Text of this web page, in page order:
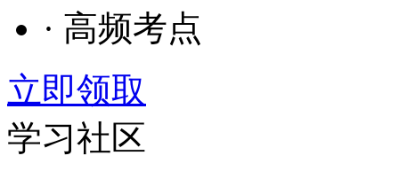
· 高频考点
立即领取
学习社区